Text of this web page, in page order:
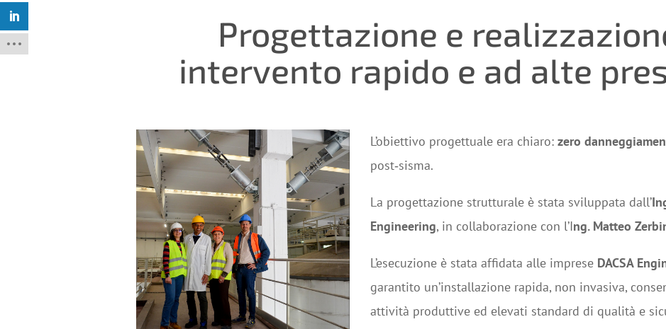
Progettazione e
intervento rapido e ad alte
L’obiettivo progettuale era chiaro: zero
post‑sisma.
La progettazione strutturale è stata sviluppata dall’
Engineering, in collaborazione con l’Ing. Matteo
L’esecuzione è stata affidata alle imprese DACSA
garantito un’installazione rapida, non invasiva,
attività produttive ed elevati standard di qualità e